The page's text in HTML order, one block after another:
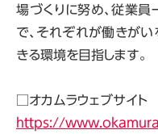
場づくりに努め、従業
で、それぞれが働きがい
きる環境を目指します。
□オカムラウェブサイト
https://